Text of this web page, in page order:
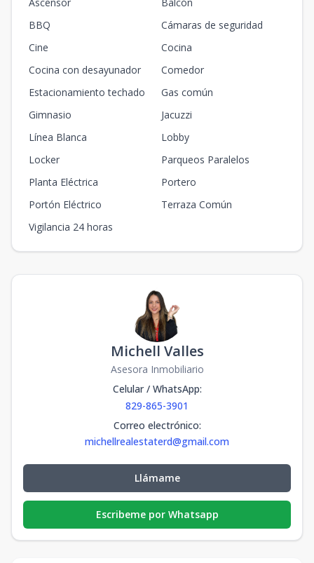
BBQ
Cámaras de seguridad
Cine
Cocina
Cocina con desayunador
Comedor
Estacionamiento techado
Gas común
Gimnasio
Jacuzzi
Línea Blanca
Lobby
Locker
Parqueos Paralelos
Planta Eléctrica
Portero
Portón Eléctrico
Terraza Común
Vigilancia 24 horas
Michell Valles
Asesora Inmobiliario
Celular / WhatsApp:
829-865-3901
Correo electrónico:
michellrealestaterd@gmail.com
Llámame
Escribeme por Whatsapp